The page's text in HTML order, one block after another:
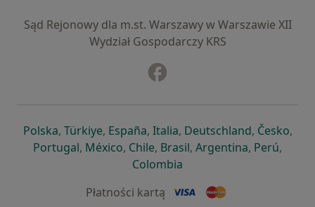
Sąd Rejonowy dla m.st. Warszawy w Warszawie XII
Wydział Gospodarczy KRS
Polskaotwiera się w nowej karcie
, Türkiyeotwiera się w nowej karcie
, Españaotwiera się w nowej karcie
, Italiaotwiera się w nowej
, Deutschlandotwiera się
, Česko,
Portugalotwiera się w nowej karcie
, Méxicootwiera się w nowej karcie
, Chileotwiera się w nowej karcie
, Brasilotwiera się w nowej
, Argentinaotwiera się
, Perú,
Colombia
Płatności kartą